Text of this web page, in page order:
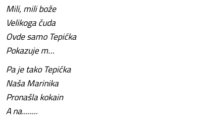
Mili, mili bože
Velikoga čuda
Ovde samo Tepićka
Pokazuje m…
Pa je tako Tepićka
Naša Marinika
Pronašla kokain
A na........